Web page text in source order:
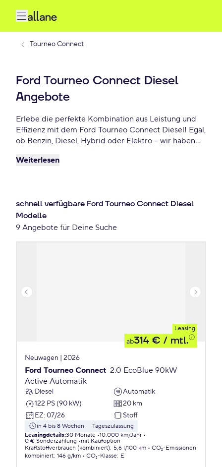
Tourneo Connect
Ford Tourneo Connect Diesel
Angebote
Erlebe die perfekte Kombination aus Leistung und
Effizienz mit dem Ford Tourneo Connect Diesel! Egal,
ob Benzin, Diesel, Hybrid oder Elektro – wir haben
Deinem neuen Ford Tourneo Connect und sichere
Weiterlesen
schnell verfügbare Ford Tourneo Connect Diesel
Modelle
9 Angebote für Deine Suche
Leasing
ab314 € / mtl.
Neuwagen | 2026
Ford Tourneo Connect 2.0 EcoBlue 90kW
Active Automatik
Diesel
Automatik
122 PS (90 kW)
20 km
EZ: 07/26 Stoff
in 4 bis 8 Wochen
Tageszulassung
Leasingdetails:30 Monate 10.000 km/Jahr
0 € Sonderzahlung
mit Kaufoption
Kraftstoffverbrauch (kombiniert): 5,6 l/100 km
CO₂-Emissionen
kombiniert: 146 g/km CO₂-Klasse: E